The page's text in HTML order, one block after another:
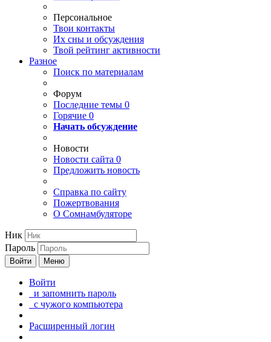
Персональное
Твои контакты
Их сны и обсуждения
Твой рейтинг активности
Разное
Поиск по материалам
Форум
Последние темы 0
Горячие 0
Начать обсуждение
Новости
Новости сайта 0
Предложить новость
Справка по сайту
Пожертвования
О Сомнамбуляторе
Ник
Пароль
Войти Меню
Войти
и запомнить пароль
с чужого компьютера
Расширенный логин